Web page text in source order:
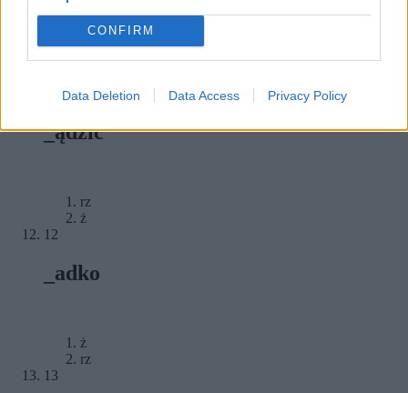
CONFIRM
Data Deletion Data Access Privacy Policy
_ądzić
rz
ż
12
_adko
ż
rz
13